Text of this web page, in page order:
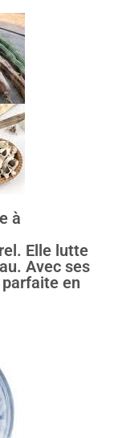
à
Elle lutte
Avec ses
en